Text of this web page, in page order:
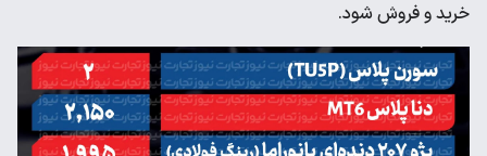
خرید و فروش شود.